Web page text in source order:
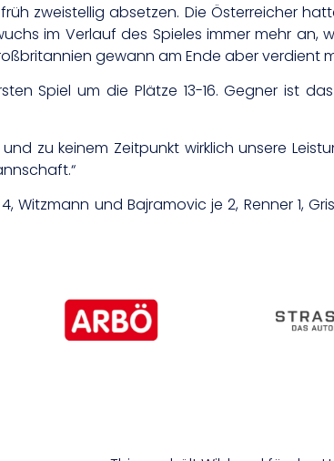
zweistellig absetzen. Die Österreicher
im Verlauf des Spieles immer mehr an,
gewann am Ende aber verdient
Spiel um die Plätze 13-16. Gegner ist
zu keinem Zeitpunkt wirklich unsere
Witzmann und Bajramovic je 2, Renner 1,